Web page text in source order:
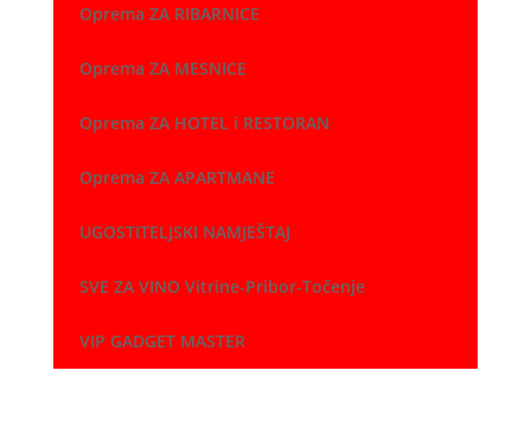
Oprema ZA RIBARNICE
Oprema ZA MESNICE
Oprema ZA HOTEL i RESTORAN
Oprema ZA APARTMANE
UGOSTITELJSKI NAMJEŠTAJ
SVE ZA VINO Vitrine-Pribor-Točenje
VIP GADGET MASTER